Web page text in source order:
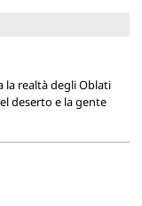
la realtà degli Oblati
deserto e la gente